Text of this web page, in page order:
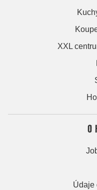
XXL
O
Údaje